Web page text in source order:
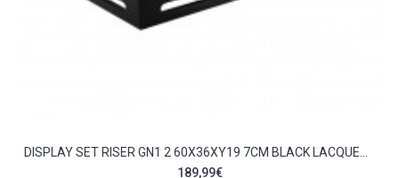
189,99€